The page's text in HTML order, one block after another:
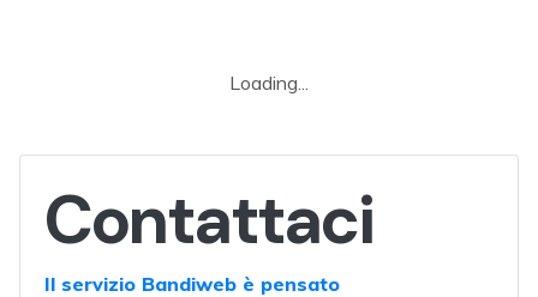
Loading...
Contattaci
Il servizio Bandiweb è pensato